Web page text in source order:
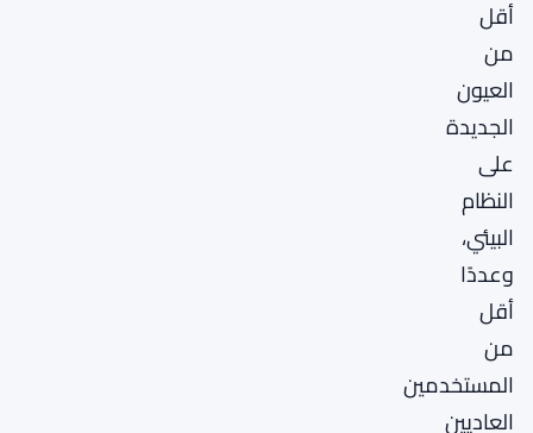
أقل
من
العيون
الجديدة
على
النظام
البيئي،
وعددًا
أقل
من
المستخدمين
العاديين